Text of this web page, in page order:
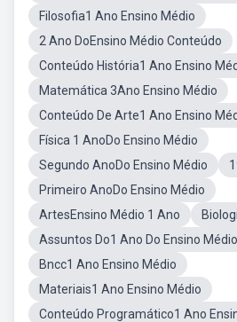
Filosofia1 Ano Ensino Médio
2 Ano DoEnsino Médio Conteúdo
Conteúdo História1 Ano Ensino
Matemática 3Ano Ensino Médio
Conteúdo De Arte1 Ano Ensino
Física 1 AnoDo Ensino Médio
Segundo AnoDo Ensino Médio
Primeiro AnoDo Ensino Médio
ArtesEnsino Médio 1 Ano
Assuntos Do1 Ano Do Ensino Médio
Bncc1 Ano Ensino Médio
Materiais1 Ano Ensino Médio
Conteúdo Programático1 Ano